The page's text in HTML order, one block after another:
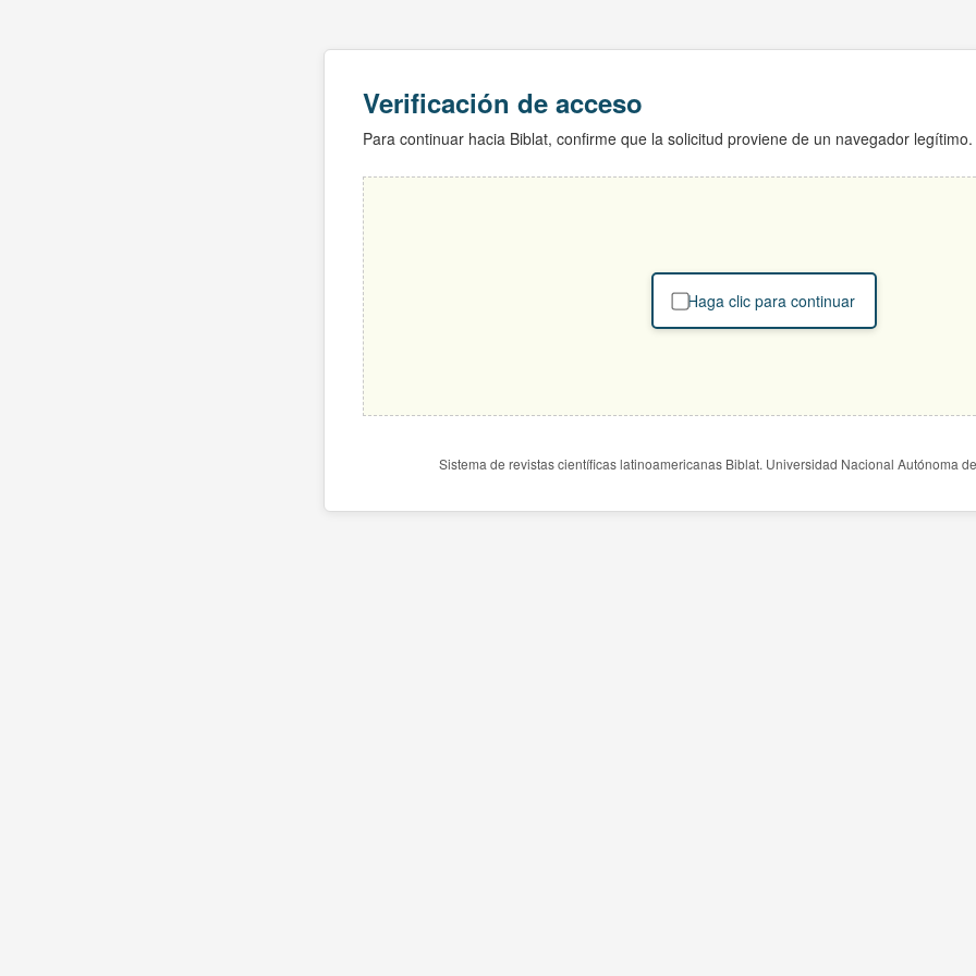
Verificación de acceso
Para continuar hacia Biblat, confirme que la solicitud proviene de un navegador legítimo.
Haga clic para continuar
Sistema de revistas científicas latinoamericanas Biblat. Universidad Nacional Autónoma